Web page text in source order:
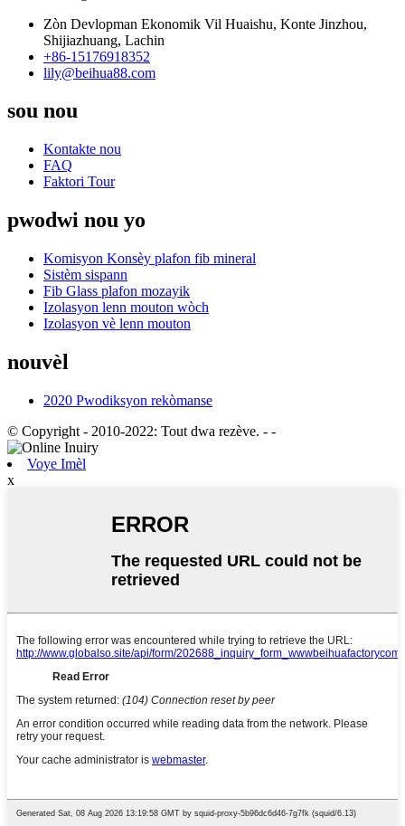
Zòn Devlopman Ekonomik Vil Huaishu, Konte Jinzhou,
Shijiazhuang, Lachin
+86-15176918352
lily@beihua88.com
sou nou
Kontakte nou
FAQ
Faktori Tour
pwodwi nou yo
Komisyon Konsèy plafon fib mineral
Sistèm sispann
Fib Glass plafon mozayik
Izolasyon lenn mouton wòch
Izolasyon vè lenn mouton
nouvèl
2020 Pwodiksyon rekòmanse
© Copyright - 2010-2022: Tout dwa rezève. - -
Voye Imèl
x